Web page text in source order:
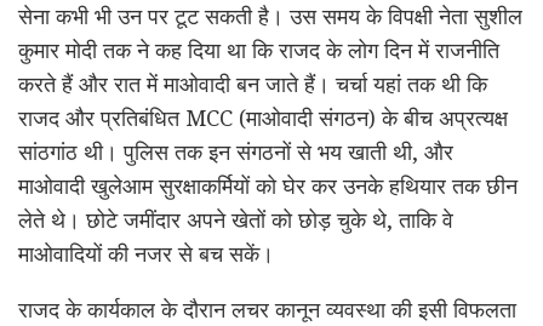
सेना कभी भी उन पर टूट सकती है। उस समय के विपक्षी नेता सुशील
कुमार मोदी तक ने कह दिया था कि राजद के लोग दिन में राजनीति
करते हैं और रात में माओवादी बन जाते हैं। चर्चा यहां तक थी कि
राजद और प्रतिबंधित MCC (माओवादी संगठन) के बीच अप्रत्यक्ष
सांठगांठ थी। पुलिस तक इन संगठनों से भय खाती थी, और
माओवादी खुलेआम सुरक्षाकर्मियों को घेर कर उनके हथियार तक छीन
लेते थे। छोटे जमींदार अपने खेतों को छोड़ चुके थे, ताकि वे
माओवादियों की नजर से बच सकें।
राजद के कार्यकाल के दौरान लचर कानून व्यवस्था की इसी विफलता